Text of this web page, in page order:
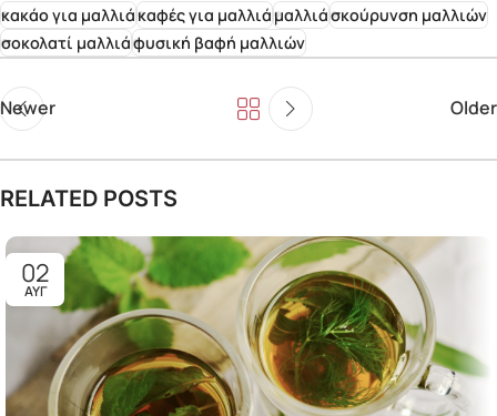
κακάο για μαλλιάκαφές για μαλλιάμαλλιάσκούρυνση μαλλιών
σοκολατί μαλλιάφυσική βαφή μαλλιών
Newer Older
RELATED POSTS
02
ΑΥΓ